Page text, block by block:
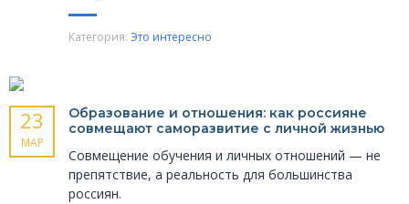
Категория: Это интересно
23
МАР
Образование и отношения: как россияне
совмещают саморазвитие с личной жизнью
Совмещение обучения и личных отношений — не
препятствие, а реальность для большинства
россиян.